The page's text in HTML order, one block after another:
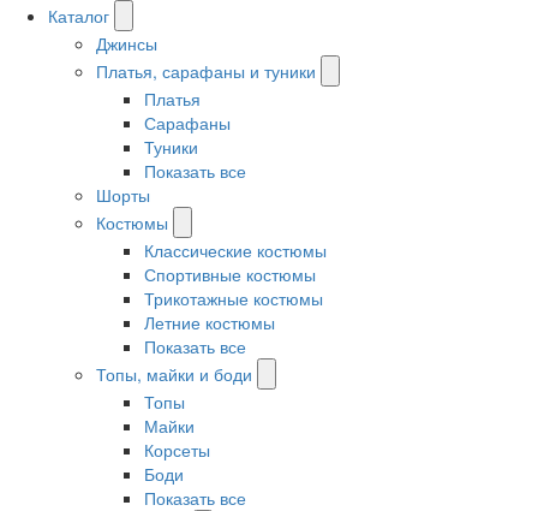
Каталог
Джинсы
Платья, сарафаны и туники
Платья
Сарафаны
Туники
Показать все
Шорты
Костюмы
Классические костюмы
Спортивные костюмы
Трикотажные костюмы
Летние костюмы
Показать все
Топы, майки и боди
Топы
Майки
Корсеты
Боди
Показать все